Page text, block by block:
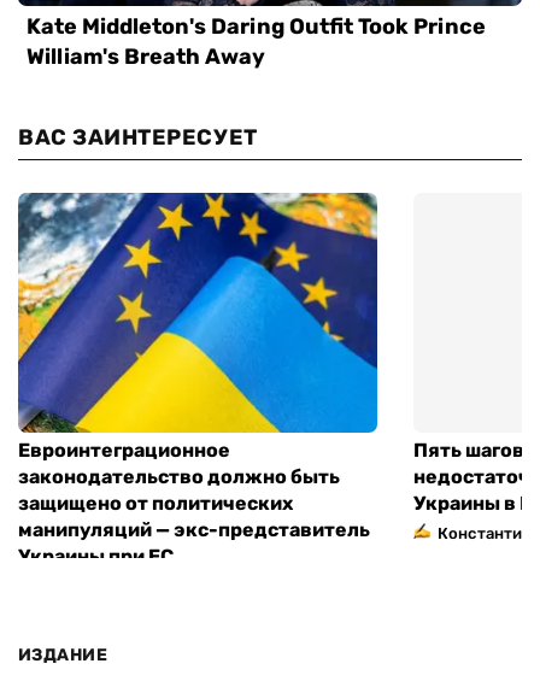
ВАС ЗАИНТЕРЕСУЕТ
Евроинтеграционное
законодательство должно быть
защищено от политических
манипуляций — экс-представитель
Украины при ЕС
Пять шагов
Украины в
Константин
ИЗДАНИЕ